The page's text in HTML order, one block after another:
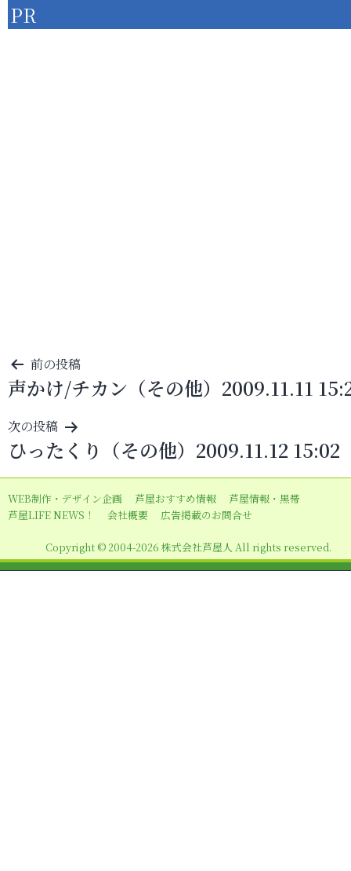
PR
投
稿
ナ
ビ
ゲ
ー
シ
ン
前の投稿
声かけ/チカン（その他）2009.11.11
次の投稿
ひったくり（その他）2009.11.12 15:02
WEB制作・デザイン企画 芦屋おすすめ情報
芦屋情報・黒帯
芦屋LIFE NEWS！
会社概要 広告掲載のお問合せ
Copyright © 2004-2026 株式会社芦屋人 All rights reserved.